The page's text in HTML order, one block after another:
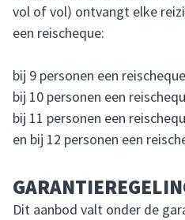
vol of vol) ontvangt elke
een reischeque:
bij 9 personen een
bij 10 personen een
bij 11 personen een
en bij 12 personen een
Dit aanbod valt onder de